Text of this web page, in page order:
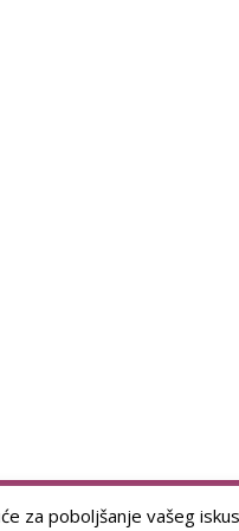
za poboljšanje vašeg